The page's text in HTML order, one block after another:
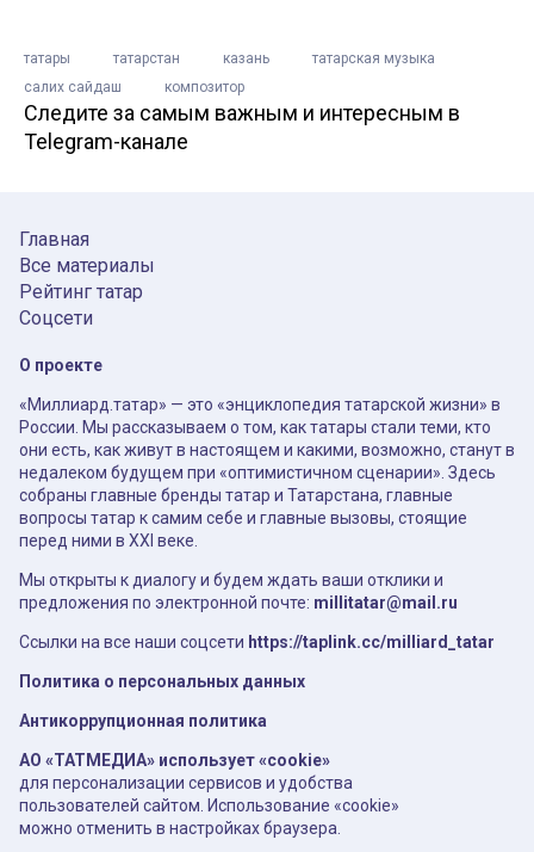
татары татарстан казань
татарская музыка
салих сайдаш
композитор
Следите за самым важным и интересным в
Telegram-канале
Главная
Все материалы
Рейтинг татар
Соцсети
О проекте
«Миллиард.татар» — это «энциклопедия татарской жизни» в
России. Мы рассказываем о том, как татары стали теми, кто
они есть, как живут в настоящем и какими, возможно, станут в
недалеком будущем при «оптимистичном сценарии». Здесь
собраны главные бренды татар и Татарстана, главные
вопросы татар к самим себе и главные вызовы, стоящие
перед ними в XXI веке.
Мы открыты к диалогу и будем ждать ваши отклики и
предложения по электронной почте: millitatar@mail.ru
Ссылки на все наши соцсети https://taplink.cc/milliard_tatar
Политика о персональных данных
Антикоррупционная политика
АО «ТАТМЕДИА» использует «cookie»
для персонализации сервисов и удобства
пользователей сайтом. Использование «cookie»
можно отменить в настройках браузера.